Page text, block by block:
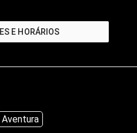
E HORÁRIOS
Aventura